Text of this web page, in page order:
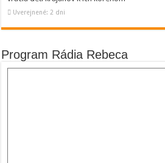
Uverejnené: 2 dni
Program Rádia Rebeca